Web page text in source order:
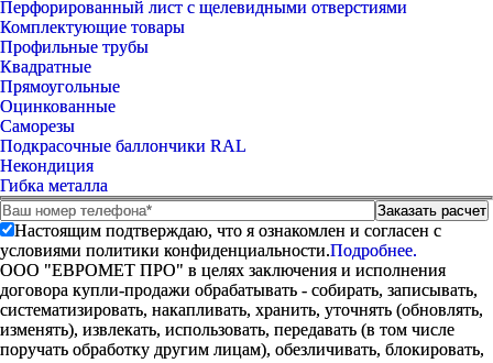
Перфорированный лист с щелевидными отверстиями
Комплектующие товары
Профильные трубы
Квадратные
Прямоугольные
Оцинкованные
Саморезы
Подкрасочные баллончики RAL
Некондиция
Гибка металла
Настоящим подтверждаю, что я ознакомлен и согласен с
условиями политики конфиденциальности.Подробнее.
ООО "ЕВРОМЕТ ПРО" в целях заключения и исполнения
договора купли-продажи обрабатывать - собирать, записывать,
систематизировать, накапливать, хранить, уточнять (обновлять,
изменять), извлекать, использовать, передавать (в том числе
поручать обработку другим лицам), обезличивать, блокировать,